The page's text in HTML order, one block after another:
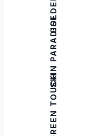
SKIN PARADISE
GREEN TOUCH